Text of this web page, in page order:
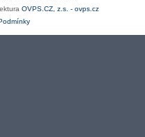
OVPS.CZ, z.s. - ovps.cz